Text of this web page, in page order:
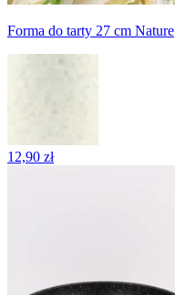
Forma do tarty 27 cm Nature
12,90 zł